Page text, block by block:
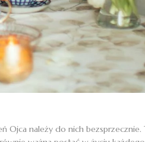
Ojca należy do nich bezsprzecznie.